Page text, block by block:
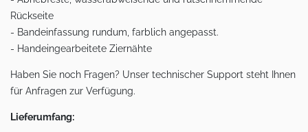
Rückseite
- Bandeinfassung rundum, farblich angepasst.
- Handeingearbeitete Ziernähte
Haben Sie noch Fragen? Unser technischer Support steht Ihnen
für Anfragen zur Verfügung.
Lieferumfang: